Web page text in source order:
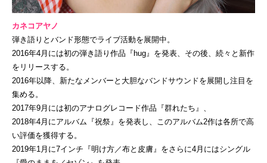
カネコアヤノ
弾き語りとバンド形態でライブ活動を展開中。
2016年4月には初の弾き語り作品『hug』を発表、その後、続々と新作
をリリースする。
2016年以降、新たなメンバーと大胆なバンドサウンドを展開し注目を
集める。
2017年9月には初のアナログレコード作品『群れたち』、
2018年4月にアルバム『祝祭』を発表し、このアルバム2作は各所で高
い評価を獲得する。
2019年1月に7インチ『明け方／布と皮膚』をさらに4月にはシングル